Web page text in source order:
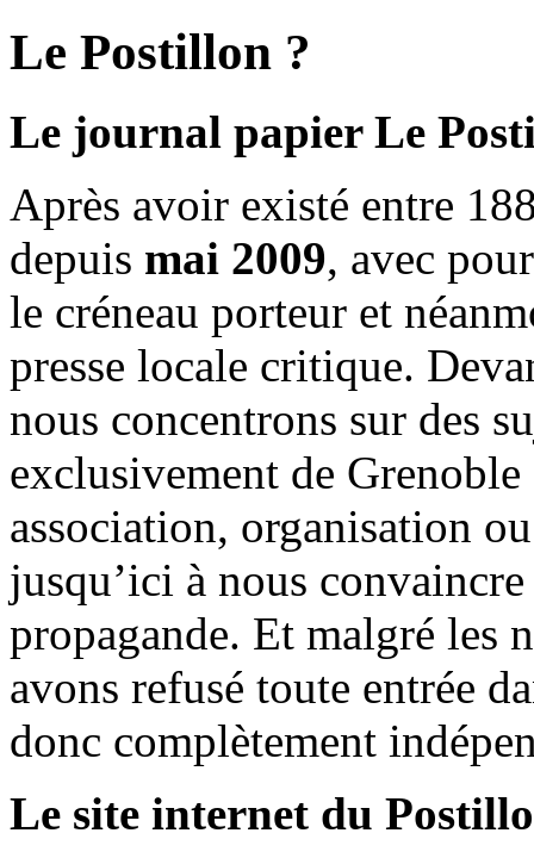
Le Postillon ?
Le journal papier Le
Après avoir existé entre
depuis mai 2009, avec
le créneau porteur et
presse locale critique.
nous concentrons sur des
exclusivement de
association, organisation
jusqu’ici à nous
propagande. Et malgré les
avons refusé toute entrée
donc complètement
Le site internet du